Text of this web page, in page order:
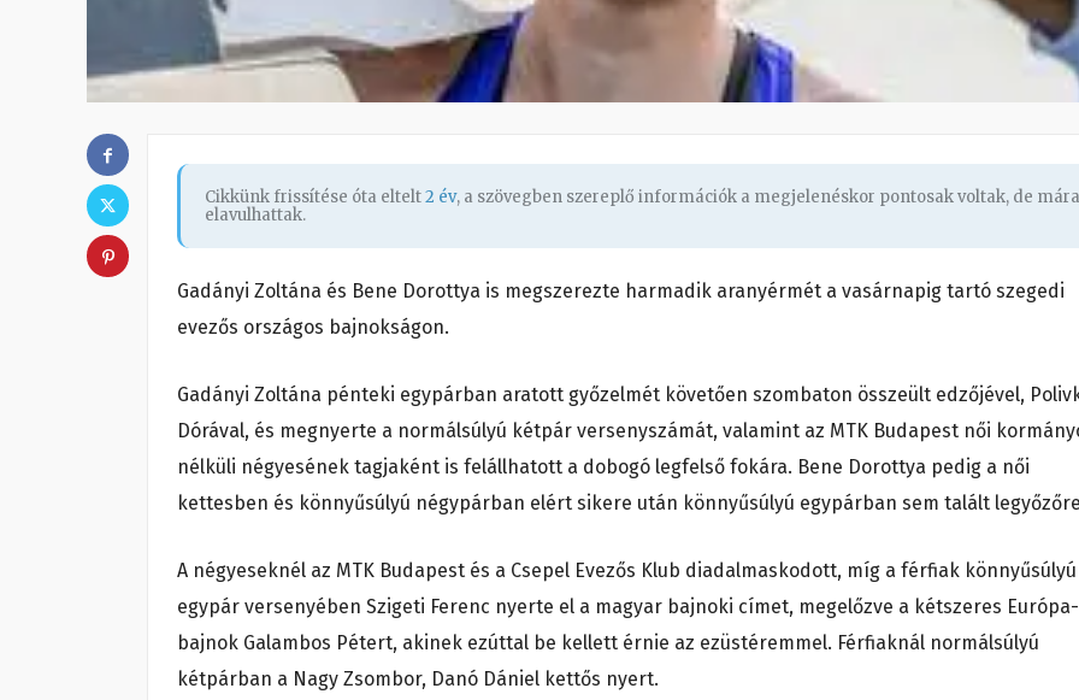
Cikkünk frissítése óta eltelt2 év, a szövegben szereplő információk a megjelenéskor pontosak voltak, de mára
elavulhattak.
Gadányi Zoltána és Bene Dorottya is megszerezte harmadik aranyérmét a vasárnapig tartó szegedi
evezős országos bajnokságon.
Gadányi Zoltána pénteki egypárban aratott győzelmét követően szombaton összeült edzőjével,
Dórával, és megnyerte a normálsúlyú kétpár versenyszámát, valamint az MTK Budapest női
nélküli négyesének tagjaként is felállhatott a dobogó legfelső fokára. Bene Dorottya pedig a női
kettesben és könnyűsúlyú négypárban elért sikere után könnyűsúlyú egypárban sem talált
A négyeseknél az MTK Budapest és a Csepel Evezős Klub diadalmaskodott, míg a férfiak könnyűsúlyú
egypár versenyében Szigeti Ferenc nyerte el a magyar bajnoki címet, megelőzve a kétszeres Európa-
bajnok Galambos Pétert, akinek ezúttal be kellett érnie az ezüstéremmel. Férfiaknál normálsúlyú
kétpárban a Nagy Zsombor, Danó Dániel kettős nyert.